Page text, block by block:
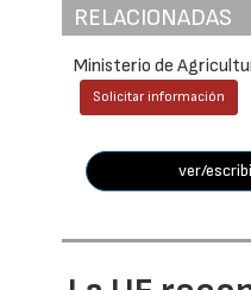
RELACIONADAS
Ministerio de
Solicitar información
ver/